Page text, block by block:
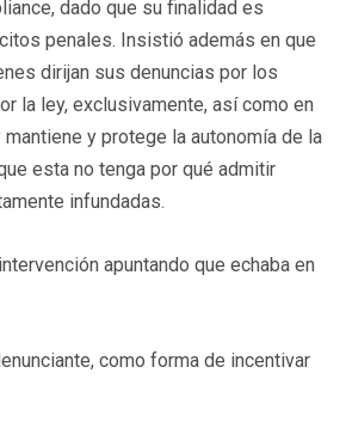
dado que su finalidad es
penales. Insistió además en que
dirijan sus denuncias por los
la ley, exclusivamente, así como en
y protege la autonomía de la
esta no tenga por qué admitir
infundadas.
apuntando que echaba en
como forma de incentivar